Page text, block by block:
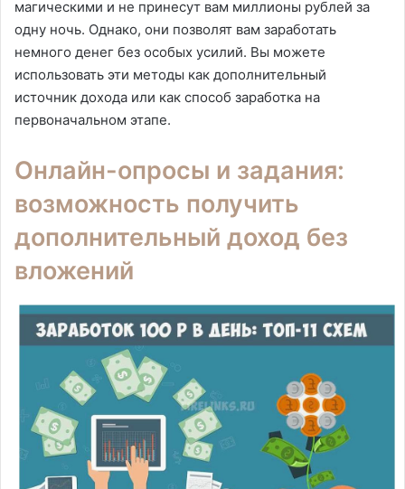
магическими и не принесут вам миллионы рублей за
одну ночь. Однако, они позволят вам заработать
немного денег без особых усилий. Вы можете
использовать эти методы как дополнительный
источник дохода или как способ заработка на
первоначальном этапе.
Онлайн-опросы и задания:
возможность получить
дополнительный доход без
вложений